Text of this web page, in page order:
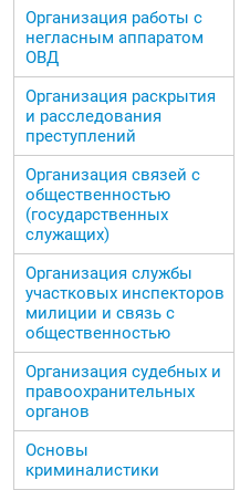
Организация работы с
негласным аппаратом
ОВД
Организация раскрытия
и расследования
преступлений
Организация связей с
общественностью
(государственных
служащих)
Организация службы
участковых инспекторов
милиции и связь с
общественностью
Организация судебных и
правоохранительных
органов
Основы
криминалистики